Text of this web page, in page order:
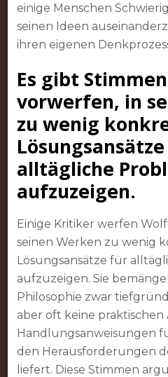
einige Menschen
seinen Ideen
ihren eigenen
Es gibt
vorwerfen, in
zu wenig
alltägliche
aufzuzeigen.
Einige Kritiker werfen
seinen Werken zu wenig
Lösungsansätze für
aufzuzeigen. Sie
Philosophie zwar
aber oft keine
Handlungsanweisungen
den Herausforderungen
liefert. Diese Stimmen